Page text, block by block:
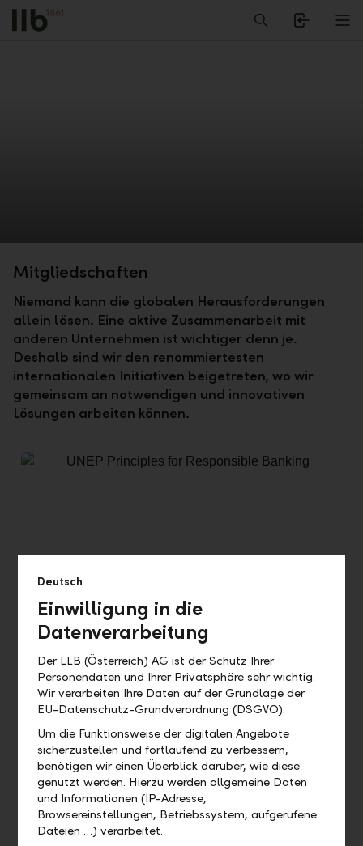
Alerts.Headline
Mitgliedschaften
Niemand kann die globalen Herausforderungen
allein lösen. Eine aktive Zusammenarbeit mit
anderen Unternehmen ist wichtiger denn je.
Deshalb sind wir den renommiertesten
internationalen Initiativen beigetreten, wo wir
gemeinsam an notwendigen und innovativen
Lösungen arbeiten können.
UNEP Principles for Responsible Banking
Die LLB-Gruppe hat die Principles for Responsible
Banking (PRB) der Vereinten Nationen unterzeichnet. Die
PRB sind eine internationale Initiative für
verantwortungsvolles Bankwesen und bieten ein
einheitliches Rahmenwerk für eine nachhaltige
Maßnahmen, um ihre Kernstrategie, Entscheidungsfindung,
Kreditvergabe und Investitionen mit den UN-Zielen für
nachhaltige Entwicklung oder dem Pariser
Klimaabkommen in Einklang zu bringen.
Mehr erfahren
Deutsch
Einwilligung in die
Datenverarbeitung
Der LLB (Österreich) AG ist der Schutz Ihrer
Personendaten und Ihrer Privatsphäre sehr wichtig.
Wir verarbeiten Ihre Daten auf der Grundlage der
EU-Datenschutz-Grundverordnung (DSGVO).
Um die Funktionsweise der digitalen Angebote
sicherzustellen und fortlaufend zu verbessern,
benötigen wir einen Überblick darüber, wie diese
genutzt werden. Hierzu werden allgemeine Daten
und Informationen (IP-Adresse,
Browsereinstellungen, Betriebssystem, aufgerufene
Dateien …) verarbeitet.